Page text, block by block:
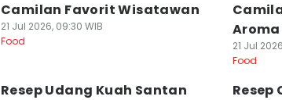
Camilan Favorit Wisatawan
21 Jul 2026, 09:30 WIB
Food
21 Jul
Food
Resep Udang Kuah Santan
Resep